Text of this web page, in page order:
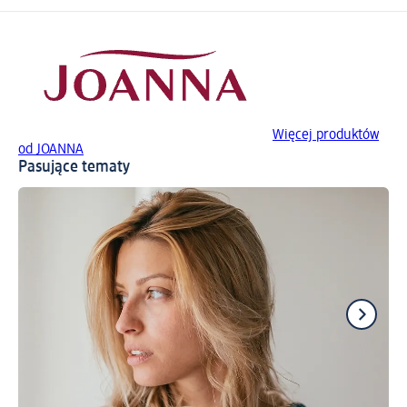
Więcej produktów
od JOANNA
Pasujące tematy